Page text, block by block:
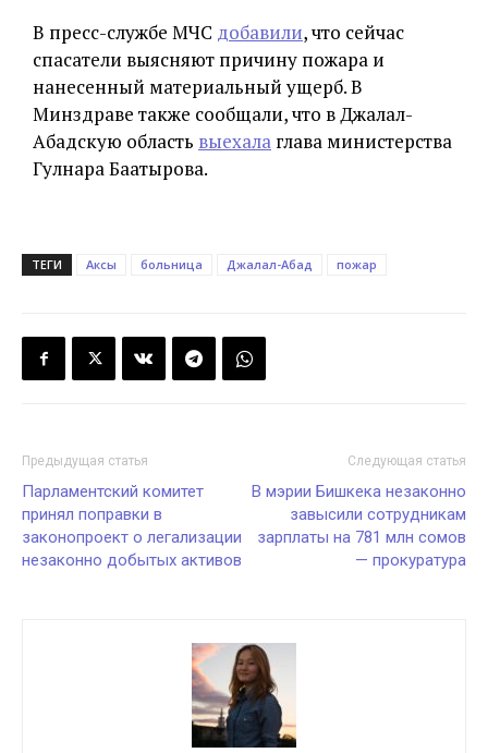
В пресс-службе МЧС добавили, что сейчас
спасатели выясняют причину пожара и
нанесенный материальный ущерб. В
Минздраве также сообщали, что в Джалал-
Абадскую область выехала глава министерства
Гулнара Баатырова.
ТЕГИ Аксы больница Джалал-Абад пожар
Предыдущая статья
Парламентский комитет
принял поправки в
законопроект о легализации
незаконно добытых активов
Следующая статья
В мэрии Бишкека незаконно
завысили сотрудникам
зарплаты на 781 млн сомов
— прокуратура